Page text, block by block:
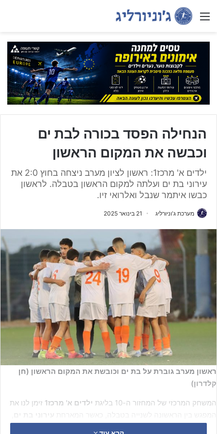
Menu
הנחילה הפסד בכורה לבת ים
וכבשה את המקום הראשון
ילדים א' מרכז1: ראשון לציון מערב ניצחה בחוץ 2:0 את
עירוני בת ים ועלתה למקום הראשון בטבלה. לראשון
כבשו איתמר שנבל ואלרואי זיו.
מערכת ג'וניורליג 21 בינואר 2025
ראשון מערב גוברת על בת ים וכובשת את המקום הראשון (חן
קלדרון)
המשחק המרכזי של המחזור ה-10 בליגת ילדים א' מרכז1 זימן לנו את